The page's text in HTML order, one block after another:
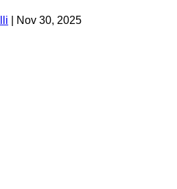
Nov 30, 2025